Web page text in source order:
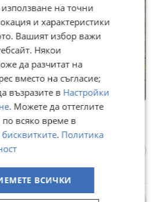
област Враца
на точни
и характеристики
Вашият избор важи
Някои
да разчитат на
вместо на съгласие;
възразите в Настройки
. Можете да оттеглите
по всяко време в
. Политика
ВСИЧКИ